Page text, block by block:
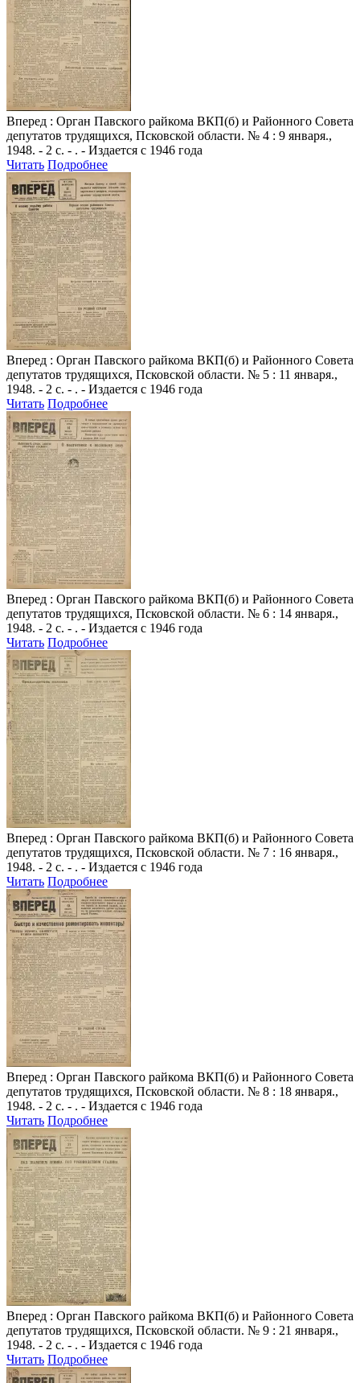
Вперед : Орган Павского райкома ВКП(б) и Районного Совета
депутатов трудящихся, Псковской области. № 4 : 9 января.,
1948. - 2 с. - . - Издается с 1946 года
Читать Подробнее
Вперед : Орган Павского райкома ВКП(б) и Районного Совета
депутатов трудящихся, Псковской области. № 5 : 11 января.,
1948. - 2 с. - . - Издается с 1946 года
Читать Подробнее
Вперед : Орган Павского райкома ВКП(б) и Районного Совета
депутатов трудящихся, Псковской области. № 6 : 14 января.,
1948. - 2 с. - . - Издается с 1946 года
Читать Подробнее
Вперед : Орган Павского райкома ВКП(б) и Районного Совета
депутатов трудящихся, Псковской области. № 7 : 16 января.,
1948. - 2 с. - . - Издается с 1946 года
Читать Подробнее
Вперед : Орган Павского райкома ВКП(б) и Районного Совета
депутатов трудящихся, Псковской области. № 8 : 18 января.,
1948. - 2 с. - . - Издается с 1946 года
Читать Подробнее
Вперед : Орган Павского райкома ВКП(б) и Районного Совета
депутатов трудящихся, Псковской области. № 9 : 21 января.,
1948. - 2 с. - . - Издается с 1946 года
Читать Подробнее